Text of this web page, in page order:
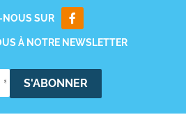
SUR
À NOTRE NEWSLETTER